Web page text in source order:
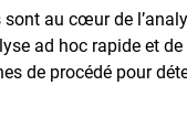
au cœur de
ad hoc rapide et
de procédé pour